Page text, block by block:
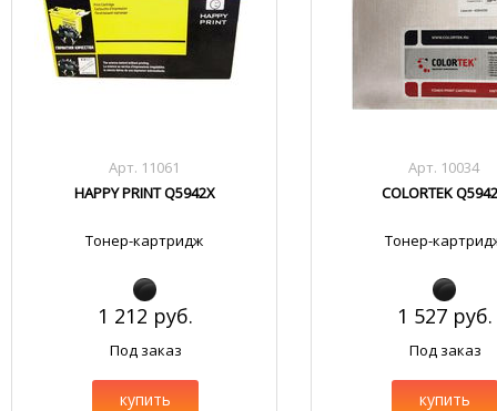
Арт. 11061
HAPPY PRINT Q5942X
Тонер-картридж
1 212 руб.
Под заказ
купить
Арт. 10034
COLORTEK
Тонер-
1 527 руб.
Под заказ
купить